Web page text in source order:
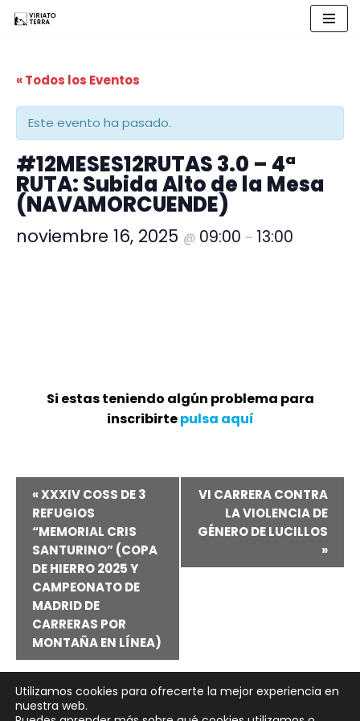
contenido
« Todos los Eventos
Este evento ha pasado.
#12MESES12RUTAS 3.0 – 4ª
RUTA: Subida Alto de la Mesa
(NAVAMORCUENDE)
noviembre 16, 2025 @ 09:00 – 13:00
Si estas teniendo algún problema para
inscribirtepulsa aquí
Navegación
del
Evento
«XXXIV COSS DE 3
REFUGIOS
“MEMORIAL CRIS
SANTURINO” (COPA
DE HIERRO 2025 Y
CAMPEONATO DE
MADRID DE
CARRERAS POR
MONTAÑA EN LÍNEA)
VI CARRERA CONTRA
LA VIOLENCIA DE
GÉNERO DE LUCILLOS
»
Utilizamos cookies para ofrecerte la mejor experiencia en
nuestra web.